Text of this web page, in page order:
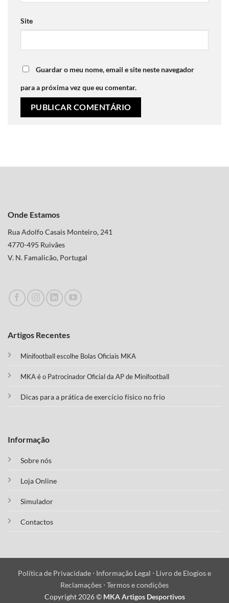
Site
Guardar o meu nome, email e site neste navegador
para a próxima vez que eu comentar.
Onde Estamos
Rua Adolfo Casais Monteiro, 241
4770-495 Ruivães
V. N. Famalicão, Portugal
Artigos Recentes
Minifootball escolhe Bolas Oficiais MKA
MKA é o Patrocinador Oficial da AP de Minifootball
Dicas para a prática de exercício físico no frio
Informação
Sobre nós
Loja Online
Simulador
Contactos
Política de Privacidade ⋅ Informação Legal ⋅ Livro de Elogios e
Reclamações ⋅ Termos e condições
Copyright 2026 © MKA Artigos Desportivos